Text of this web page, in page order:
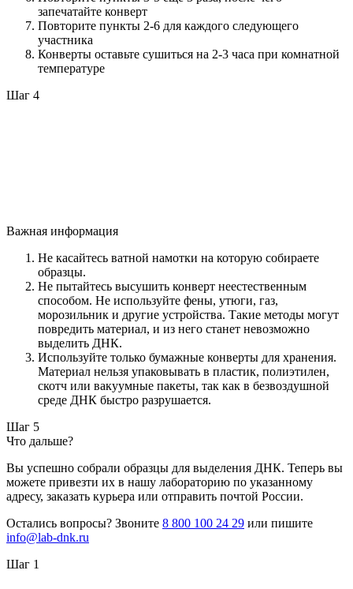
запечатайте конверт
Повторите пункты 2-6 для каждого следующего
участника
Конверты оставьте сушиться на 2-3 часа при комнатной
температуре
Шаг 4
Важная информация
Не касайтесь ватной намотки на которую собираете
образцы.
Не пытайтесь высушить конверт неестественным
способом. Не используйте фены, утюги, газ,
морозильник и другие устройства. Такие методы могут
повредить материал, и из него станет невозможно
выделить ДНК.
Используйте только бумажные конверты для хранения.
Материал нельзя упаковывать в пластик, полиэтилен,
скотч или вакуумные пакеты, так как в безвоздушной
среде ДНК быстро разрушается.
Шаг 5
Что дальше?
Вы успешно собрали образцы для выделения ДНК. Теперь вы
можете привезти их в нашу лабораторию по указанному
адресу, заказать курьера или отправить почтой России.
Остались вопросы? Звоните 8 800 100 24 29 или пишите
info@lab-dnk.ru
Шаг 1